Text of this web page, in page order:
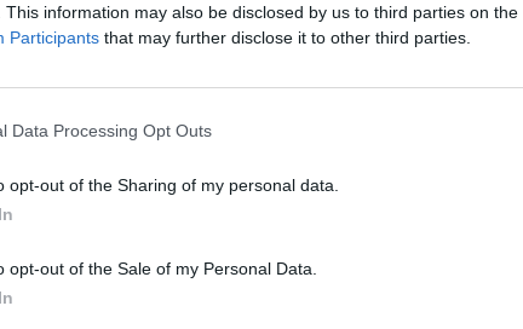
This information may also be disclosed by us to third parties on the
Participants that may further disclose it to other third parties.
Data Processing Opt Outs
opt-out of the Sharing of my personal data.
opt-out of the Sale of my Personal Data.
σταθερά ένα από τα δυνατά της χαρτιά, -και
με άποψη και σαφή στόχο να ξεσηκώσει
στο stage των MAD VMA… Βανδή,